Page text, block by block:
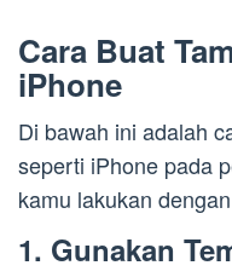
Cara Buat
iPhone
Di bawah ini adalah
seperti iPhone pada
kamu lakukan
1. Gunakan